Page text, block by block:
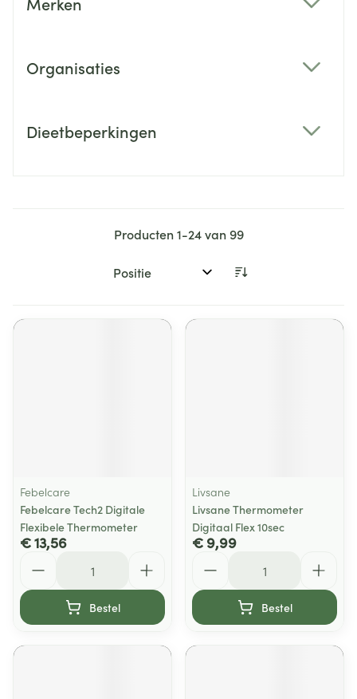
Organisaties
Dieetbeperkingen
Producten1-24van99
Sorteer op:
Febelcare
Febelcare Tech2 Digitale
Flexibele Thermometer
€ 13,56
Bestel
Livsane
Livsane Thermometer
Digitaal Flex 10sec
€ 9,99
Bestel